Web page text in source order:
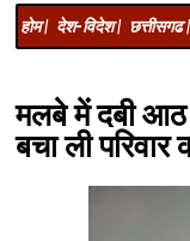
होम | देश-विदेश | छत्तीसगढ |
मलबे में दबी आठ
बचा ली परिवार